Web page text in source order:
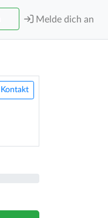
Melde dich an
Kontakt